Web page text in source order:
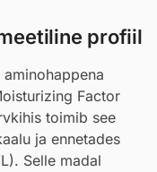
profiil
Factor
toimib see
ja ennetades
Selle madal